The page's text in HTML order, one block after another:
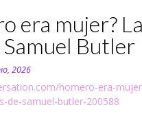
era mujer? La
Samuel Butler
2026
homero-era-
de-samuel-butler-200588